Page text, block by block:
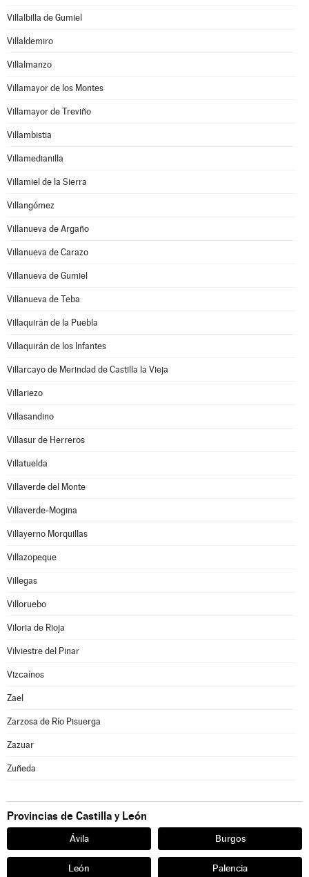
Villalbilla de Gumiel
Villaldemiro
Villalmanzo
Villamayor de los Montes
Villamayor de Treviño
Villambistia
Villamedianilla
Villamiel de la Sierra
Villangómez
Villanueva de Argaño
Villanueva de Carazo
Villanueva de Gumiel
Villanueva de Teba
Villaquirán de la Puebla
Villaquirán de los Infantes
Villarcayo de Merindad de Castilla la Vieja
Villariezo
Villasandino
Villasur de Herreros
Villatuelda
Villaverde del Monte
Villaverde-Mogina
Villayerno Morquillas
Villazopeque
Villegas
Villoruebo
Viloria de Rioja
Vilviestre del Pinar
Vizcaínos
Zael
Zarzosa de Río Pisuerga
Zazuar
Zuñeda
Provincias de Castilla y León
Ávila Burgos
León Palencia